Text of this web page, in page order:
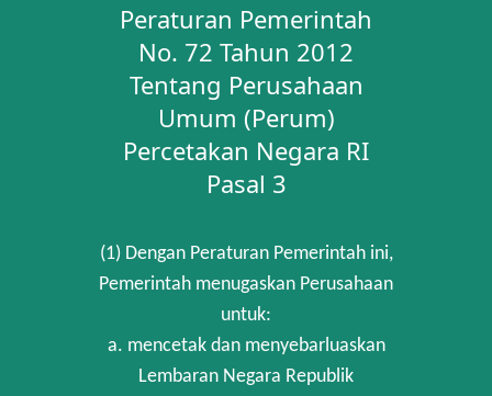
Peraturan Pemerintah
No. 72 Tahun 2012
Tentang Perusahaan
Umum (Perum)
Percetakan Negara RI
Pasal 3
(1) Dengan Peraturan Pemerintah ini,
Pemerintah menugaskan Perusahaan
untuk:
a. mencetak dan menyebarluaskan
Lembaran Negara Republik